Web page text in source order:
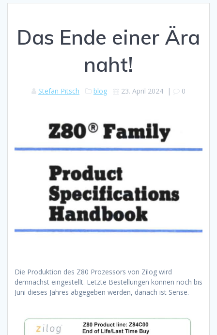
Das Ende einer Ära
naht!
Stefan Pitsch blog 23. April 2024 | 0
Die Produktion des Z80 Prozessors von Zilog wird
demnächst eingestellt. Letzte Bestellungen können noch bis
Juni dieses Jahres abgegeben werden, danach ist Sense.